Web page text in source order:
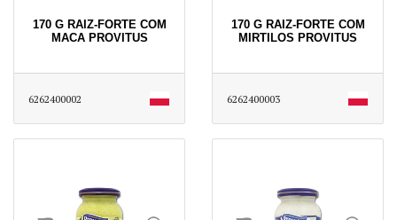
170 G RAIZ-FORTE COM
MACA PROVITUS
6262400002
170 G RAIZ-FORTE COM
MIRTILOS PROVITUS
6262400003